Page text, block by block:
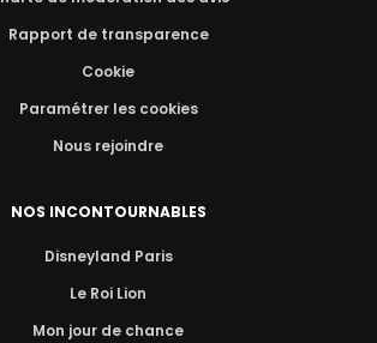
Rapport de transparence
Cookie
Paramétrer les cookies
Nous rejoindre
NOS INCONTOURNABLES
Disneyland Paris
Le Roi Lion
Mon jour de chance